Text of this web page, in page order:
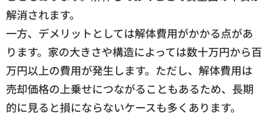
解消されます。
一方、デメリットとしては解体費用がかかる点があ
ります。家の大きさや構造によっては数十万円から百
万円以上の費用が発生します。ただし、解体費用は
売却価格の上乗せにつながることもあるため、長期
的に見ると損にならないケースも多くあります。